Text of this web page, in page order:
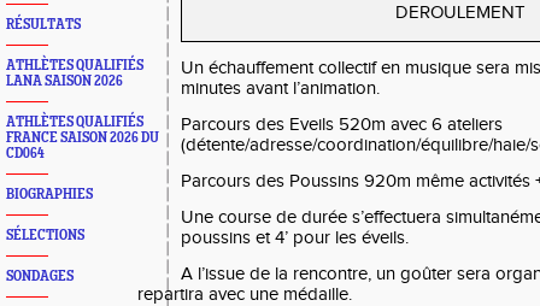
RÉSULTATS
ATHLÈTES QUALIFIÉS
LANA SAISON 2026
ATHLÈTES QUALIFIÉS
FRANCE SAISON 2026 DU
CD064
BIOGRAPHIES
SÉLECTIONS
SONDAGES
DEROULEMENT
Un échauffement collectif en musique sera
minutes avant l’animation.
Parcours des Eveils 520m avec 6 ateliers
(détente/adresse/coordination/équilibre/haie/
Parcours des Poussins 920m même activités
Une course de durée s’effectuera
poussins et 4’ pour les éveils.
A l’issue de la rencontre, un goûter sera
repartira avec une médaille.